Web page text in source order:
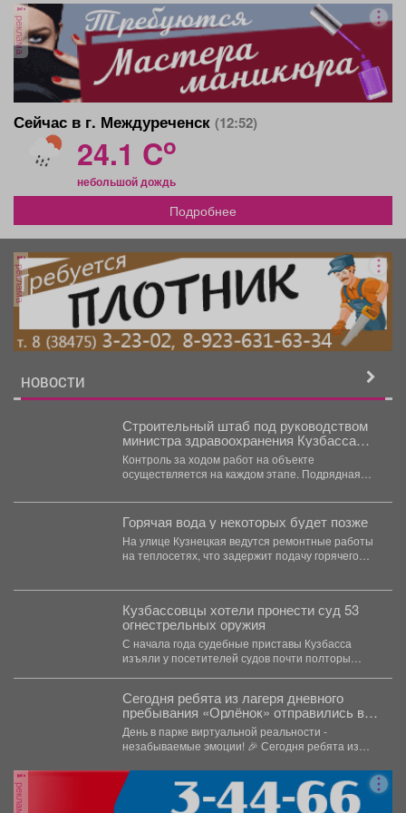
реклама
Сейчас в г. Междуреченск (12:52)
24.1 Co
небольшой дождь
Подробнее
реклама
НОВОСТИ
Строительный штаб под руководством
министра здравоохранения Кузбасса
прошел в акушерском стационаре №3
Первой горбольницы.
Контроль за ходом работ на объекте
осуществляется на каждом этапе. Подрядная
Горячая вода у некоторых будет позже
На улице Кузнецкая ведутся ремонтные работы
на теплосетях, что задержит подачу горячего
Кузбассовцы хотели пронести суд 53
огнестрельных оружия
С начала года судебные приставы Кузбасса
изъяли у посетителей судов почти полторы
Сегодня ребята из лагеря дневного
пребывания «Орлёнок» отправились в
настоящее цифровое приключение - в
парк виртуальной реальности!
День в парке виртуальной реальности -
незабываемые эмоции! 🎉 Сегодня ребята из
реклама